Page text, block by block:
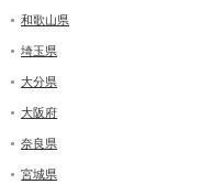
和歌山県
埼玉県
大分県
大阪府
奈良県
宮城県